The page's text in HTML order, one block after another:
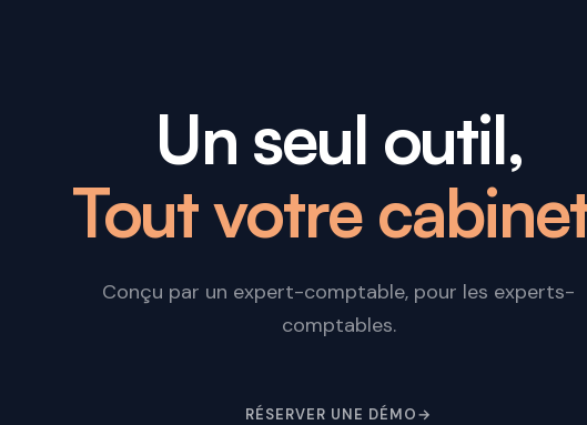
Un seul outil,
Tout votre
Conçu par un expert-comptable, pour les experts-
comptables.
RÉSERVER UNE DÉMO→